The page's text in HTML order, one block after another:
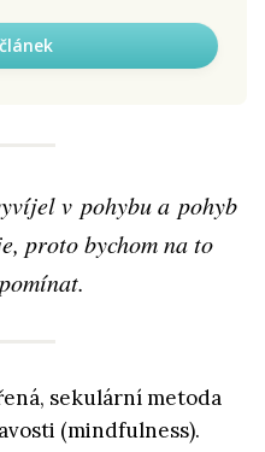
v pohybu a pohyb
proto bychom na to
sekulární metoda
(mindfulness).